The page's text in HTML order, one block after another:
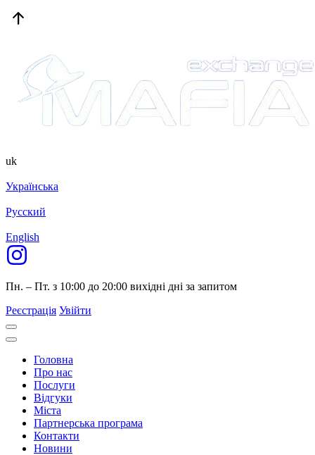
uk
Українська
Русский
English
Пн. – Пт. з 10:00 до 20:00 вихідні дні за запитом
Реєстрація Увійти
Головна
Про нас
Послуги
Відгуки
Міста
Партнерська програма
Контакти
Новини